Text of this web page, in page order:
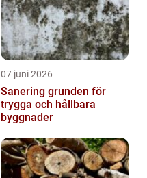
07 juni 2026
Sanering grunden för
trygga och hållbara
byggnader